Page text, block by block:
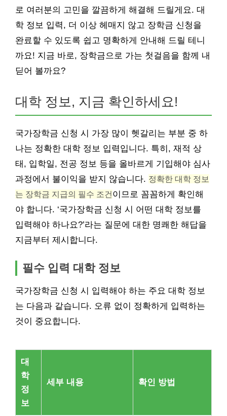
로 여러분의 고민을 깔끔하게 해결해 드릴게요. 대
학 정보 입력, 더 이상 헤매지 않고 장학금 신청을
완료할 수 있도록 쉽고 명확하게 안내해 드릴 테니
까요! 지금 바로, 장학금으로 가는 첫걸음을 함께 내
딛어 볼까요?
대학 정보, 지금 확인하세요!
국가장학금 신청 시 가장 많이 헷갈리는 부분 중 하
나는 정확한 대학 정보 입력입니다. 특히, 재적 상
태, 입학일, 전공 정보 등을 올바르게 기입해야 심사
과정에서 불이익을 받지 않습니다. 정확한 대학 정보
는 장학금 지급의 필수 조건이므로 꼼꼼하게 확인해
야 합니다. ‘국가장학금 신청 시 어떤 대학 정보를
입력해야 하나요?’라는 질문에 대한 명쾌한 해답을
지금부터 제시합니다.
필수 입력 대학 정보
국가장학금 신청 시 입력해야 하는 주요 대학 정보
는 다음과 같습니다. 오류 없이 정확하게 입력하는
것이 중요합니다.
대
학
정
보
세부 내용 확인 방법